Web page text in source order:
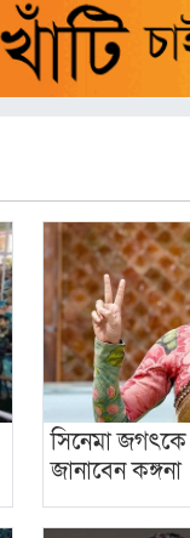
সিনেমা জগৎকে
জানাবেন কঙ্গনা